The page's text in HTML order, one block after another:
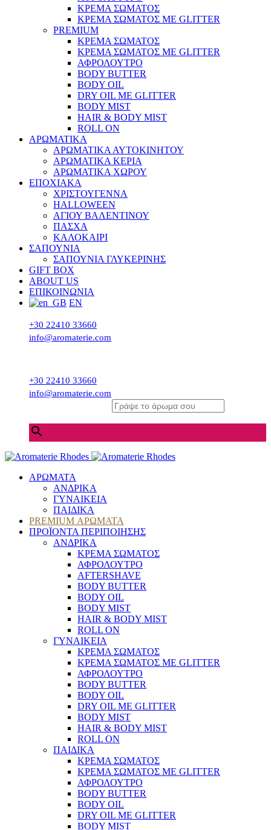
ΚΡΕΜΑ ΣΩΜΑΤΟΣ
ΚΡΕΜΑ ΣΩΜΑΤΟΣ ΜΕ GLITTER
PREMIUM
ΚΡΕΜΑ ΣΩΜΑΤΟΣ
ΚΡΕΜΑ ΣΩΜΑΤΟΣ ΜΕ GLITTER
ΑΦΡΟΛΟΥΤΡΟ
BODY BUTTER
BODY OIL
DRY OIL ΜΕ GLITTER
BODY MIST
HAIR & BODY MIST
ROLL ON
ΑΡΩΜΑΤΙΚΑ
ΑΡΩΜΑΤΙΚΑ ΑΥΤΟΚΙΝΗΤΟΥ
ΑΡΩΜΑΤΙΚΑ ΚΕΡΙΑ
ΑΡΩΜΑΤΙΚΑ ΧΩΡΟΥ
ΕΠΟΧΙΑΚΑ
ΧΡΙΣΤΟΥΓΕΝΝΑ
HALLOWEEN
ΑΓΙΟΥ ΒΑΛΕΝΤΙΝΟΥ
ΠΑΣΧΑ
ΚΑΛΟΚΑΙΡΙ
ΣΑΠΟΥΝΙΑ
ΣΑΠΟΥΝΙΑ ΓΛΥΚΕΡΙΝΗΣ
GIFT BOX
ABOUT US
ΕΠΙΚΟΙΝΩΝΙΑ
EN
+30 22410 33660
info@aromaterie.com
+30 22410 33660
info@aromaterie.com
ΑΡΩΜΑΤΑ
ΑΝΔΡΙΚΑ
ΓΥΝΑΙΚΕΙΑ
ΠΑΙΔΙΚΑ
PREMIUM ΑΡΩΜΑΤΑ
ΠΡΟΪΟΝΤΑ ΠΕΡΙΠΟΙΗΣΗΣ
ΑΝΔΡΙΚΑ
ΚΡΕΜΑ ΣΩΜΑΤΟΣ
ΑΦΡΟΛΟΥΤΡΟ
AFTERSHAVE
BODY BUTTER
BODY OIL
BODY MIST
HAIR & BODY MIST
ROLL ON
ΓΥΝΑΙΚΕΙΑ
ΚΡΕΜΑ ΣΩΜΑΤΟΣ
ΚΡΕΜΑ ΣΩΜΑΤΟΣ ΜΕ GLITTER
ΑΦΡΟΛΟΥΤΡΟ
BODY BUTTER
BODY OIL
DRY OIL ΜΕ GLITTER
BODY MIST
HAIR & BODY MIST
ROLL ON
ΠΑΙΔΙΚΑ
ΚΡΕΜΑ ΣΩΜΑΤΟΣ
ΚΡΕΜΑ ΣΩΜΑΤΟΣ ΜΕ GLITTER
ΑΦΡΟΛΟΥΤΡΟ
BODY BUTTER
BODY OIL
DRY OIL ΜΕ GLITTER
BODY MIST